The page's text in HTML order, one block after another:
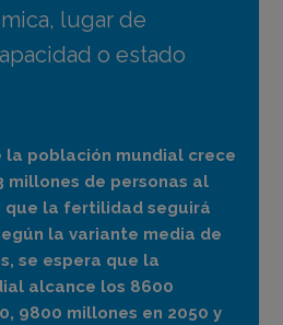
lugar de
o estado
la población mundial crece
millones de personas al
que la fertilidad seguirá
la variante media de
se espera que la
alcance los 8600
9800 millones en 2050 y